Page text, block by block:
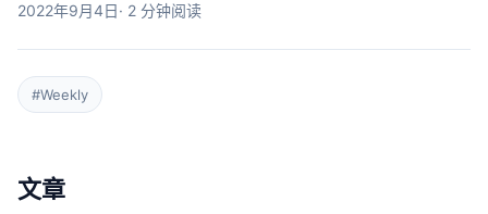
2022年9月4日· 2 分钟阅读
#Weekly
文章